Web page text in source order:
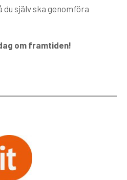
själv ska genomföra
om framtiden!